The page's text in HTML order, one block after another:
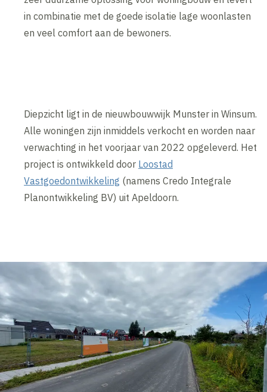
in combinatie met de goede isolatie lage woonlasten
en veel comfort aan de bewoners.
Diepzicht ligt in de nieuwbouwwijk Munster in Winsum.
Alle woningen zijn inmiddels verkocht en worden naar
verwachting in het voorjaar van 2022 opgeleverd. Het
project is ontwikkeld door Loostad
Vastgoedontwikkeling (namens Credo Integrale
Planontwikkeling BV) uit Apeldoorn.